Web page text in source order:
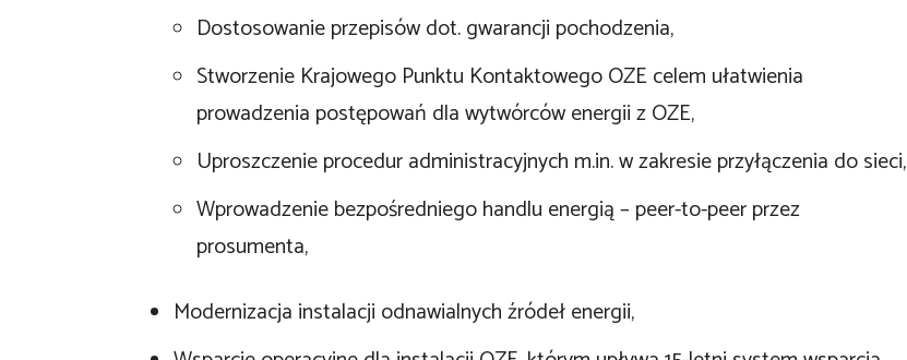
Dostosowanie przepisów dot. gwarancji pochodzenia,
Stworzenie Krajowego Punktu Kontaktowego OZE celem ułatwienia
prowadzenia postępowań dla wytwórców energii z OZE,
Uproszczenie procedur administracyjnych m.in. w zakresie przyłączenia do sieci,
Wprowadzenie bezpośredniego handlu energią – peer-to-peer przez
prosumenta,
Modernizacja instalacji odnawialnych źródeł energii,